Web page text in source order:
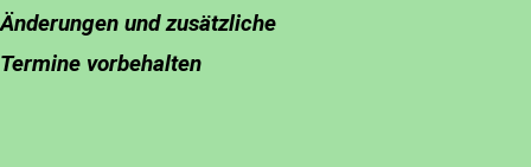
Änderungen und zusätzliche
Termine vorbehalten